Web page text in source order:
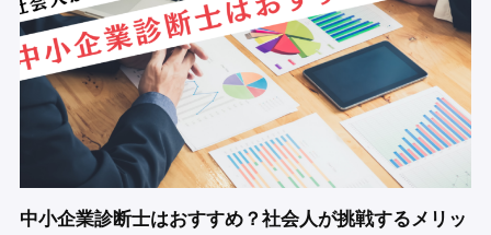
中小企業診断士はおすすめ？社会人が挑戦するメリッ